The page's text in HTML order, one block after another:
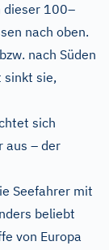
dieser 100–
nach oben.
nach Süden
sinkt sie,
sich
aus – der
Seefahrer mit
beliebt
von Europa